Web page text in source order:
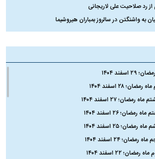
رد صلاحیت علی لاریجانی
به واشنگتن در سالروز بمباران هیروشیما
۱۴۰۴
۲۸ اسفند ۱۴۰۴
۲۷ اسفند ۱۴۰۴
۲۶ اسفند ۱۴۰۴
۲۵ اسفند ۱۴۰۴
۲۴ اسفند ۱۴۰۴
۲۲ اسفند ۱۴۰۴